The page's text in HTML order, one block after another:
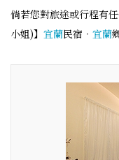
倘若您對旅途或行程有
小姐)】 宜蘭民宿‧ 宜蘭